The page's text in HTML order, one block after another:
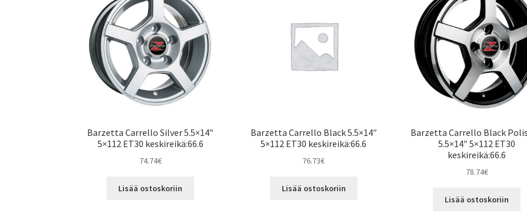
Barzetta Carrello Silver 5.5×14″
5×112 ET30 keskireikä:66.6
74.74€
Lisää ostoskoriin
Barzetta Carrello Black 5.5×14″
5×112 ET30 keskireikä:66.6
76.73€
Lisää ostoskoriin
Barzetta Carrello Black
5.5×14″ 5×112 ET30
keskireikä:66.6
78.74€
Lisää ostoskoriin